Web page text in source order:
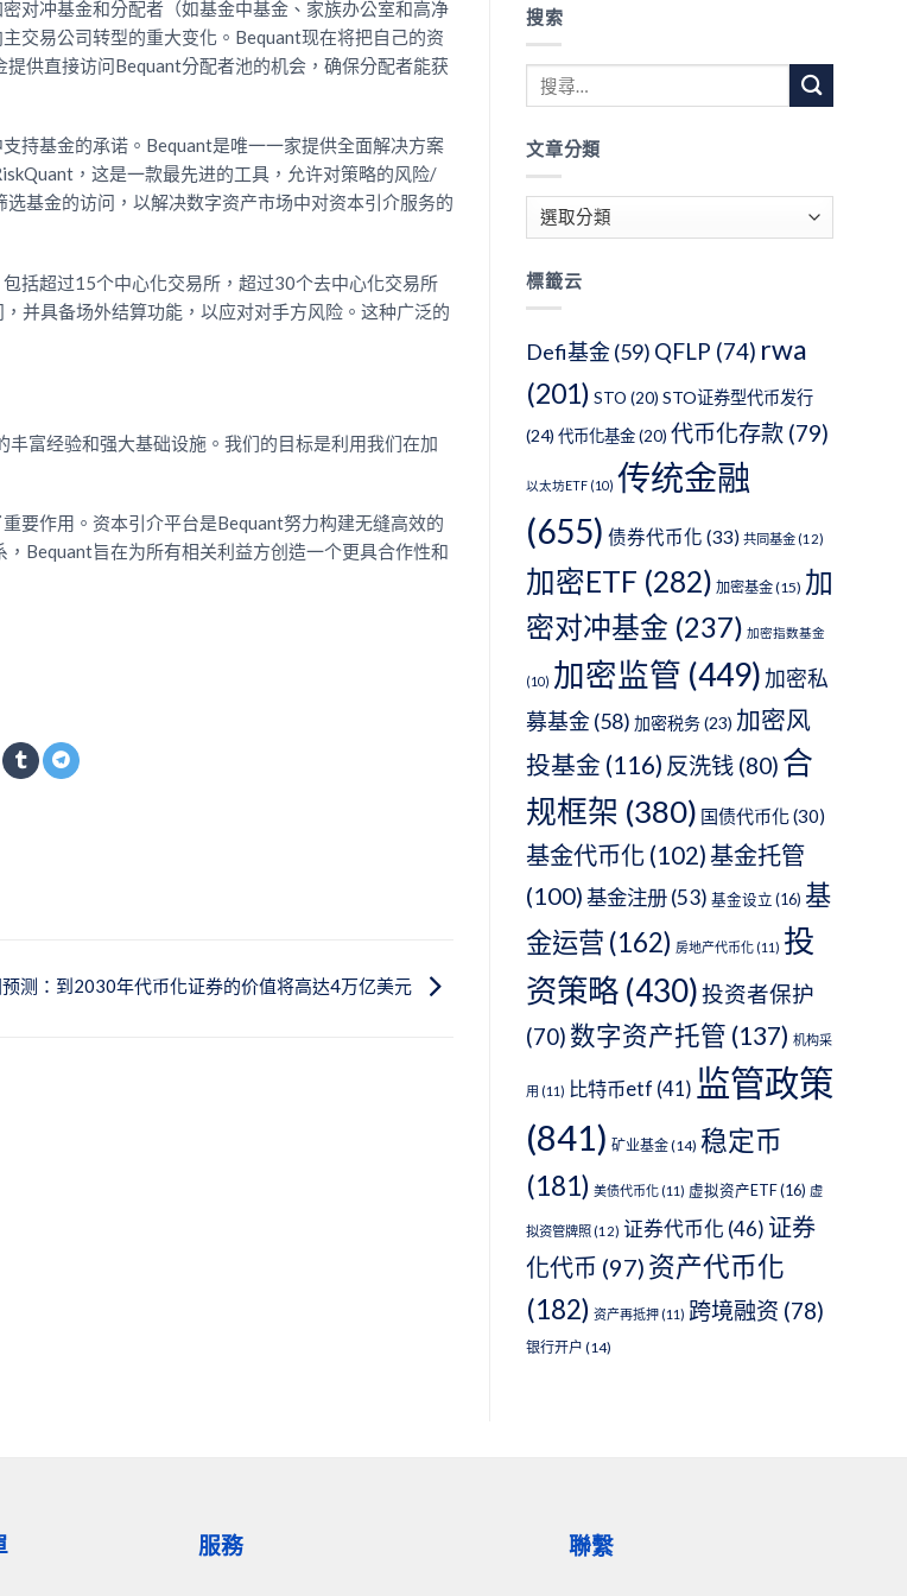
对冲基金和分配者（如基金中基金、家族办公室和高净
交易公司转型的重大变化。Bequant现在将把自己的资
供直接访问Bequant分配者池的机会，确保分配者能获
持基金的承诺。Bequant是唯一一家提供全面解决方案
，这是一款最先进的工具，允许对策略的风险/
基金的访问，以解决数字资产市场中对资本引介服务的
括超过15个中心化交易所，超过30个去中心化交易所
并具备场外结算功能，以应对对手方风险。这种广泛的
富经验和强大基础设施。我们的目标是利用我们在加
要作用。资本引介平台是Bequant努力构建无缝高效的
Bequant旨在为所有相关利益方创造一个更具合作性和
测：到2030年代币化证券的价值将高达4万亿美元
搜索
文章分類
章
類
標籤云
Defi基金(59) QFLP (74) rwa
(201) STO (20) STO证券型代币发行
(24) 代币化基金(20) 代币化存款 (79)
以太坊ETF (10) 传统金融
(655) 债券代币化 (33) 共同基金 (12)
加密ETF (282) 加密基金(15) 加
密对冲基金 (237) 加密指数基金
(10) 加密监管 (449) 加密私
募基金(58) 加密税务(23) 加密风
投基金 (116) 反洗钱 (80) 合
规框架 (380) 国债代币化(30)
基金代币化 (102) 基金托管
(100)基金注册(53) 基金设立 (16) 基
金运营 (162) 房地产代币化 (11) 投
资策略 (430)投资者保护
(70) 数字资产托管 (137) 机构采
用 (11) 比特币etf (41) 监管政策
(841) 矿业基金(14) 稳定币
(181) 美债代币化 (11) 虚拟资产ETF(16) 虚
拟资管牌照 (12) 证券代币化 (46) 证券
化代币 (97) 资产代币化
(182) 资产再抵押 (11) 跨境融资 (78)
银行开户 (14)
服務 聯繫